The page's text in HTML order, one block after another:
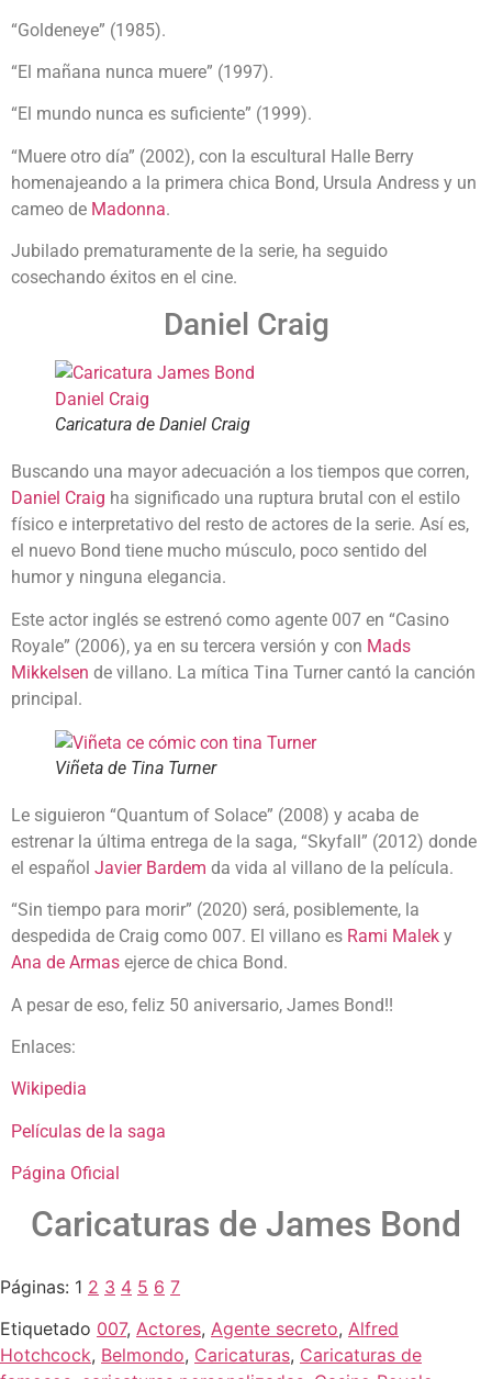
“Goldeneye” (1985).
“El mañana nunca muere” (1997).
“El mundo nunca es suficiente” (1999).
“Muere otro día” (2002), con la escultural Halle Berry
homenajeando a la primera chica Bond, Ursula Andress y un
cameo de Madonna.
Jubilado prematuramente de la serie, ha seguido
cosechando éxitos en el cine.
Daniel Craig
Caricatura de Daniel Craig
Buscando una mayor adecuación a los tiempos que corren,
Daniel Craig ha significado una ruptura brutal con el estilo
físico e interpretativo del resto de actores de la serie. Así es,
el nuevo Bond tiene mucho músculo, poco sentido del
humor y ninguna elegancia.
Este actor inglés se estrenó como agente 007 en “Casino
Royale” (2006), ya en su tercera versión y con Mads
Mikkelsen de villano. La mítica Tina Turner cantó la canción
principal.
Viñeta de Tina Turner
Le siguieron “Quantum of Solace” (2008) y acaba de
estrenar la última entrega de la saga, “Skyfall” (2012) donde
el español Javier Bardem da vida al villano de la película.
“Sin tiempo para morir” (2020) será, posiblemente, la
despedida de Craig como 007. El villano es Rami Malek y
Ana de Armas ejerce de chica Bond.
A pesar de eso, feliz 50 aniversario, James Bond!!
Enlaces:
Wikipedia
Películas de la saga
Página Oficial
Caricaturas de James Bond
Páginas: 1 2 3 4 5 6 7
Etiquetado 007, Actores, Agente secreto, Alfred
Hotchcock, Belmondo, Caricaturas, Caricaturas de